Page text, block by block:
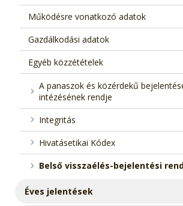
Működésre vonatkozó adatok
Gazdálkodási adatok
Egyéb közzétételek
A panaszok és közérdekű
intézésének rendje
Integritás
Hivatásetikai Kódex
Belső visszaélés-bejelentési
Éves jelentések